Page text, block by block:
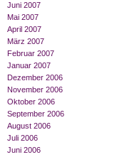
Juni 2007
Mai 2007
April 2007
März 2007
Februar 2007
Januar 2007
Dezember 2006
November 2006
Oktober 2006
September 2006
August 2006
Juli 2006
Juni 2006